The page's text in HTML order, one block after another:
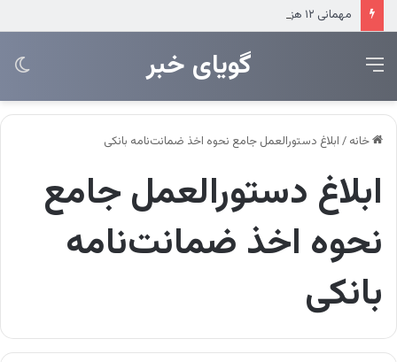
مهمانی ۱۲ هزار نفری بانک صادرات ایران
‌‌‌گویای خبر منو
خانه / ابلاغ دستورالعمل جامع نحوه اخذ ضمانت‌نامه بانكی
ابلاغ دستورالعمل جامع
نحوه اخذ ضمانت‌نامه
بانكی